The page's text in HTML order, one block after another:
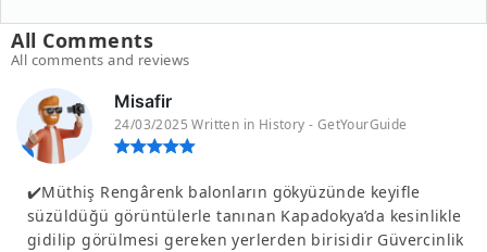
All Comments
All comments and reviews
Misafir
24/03/2025 Written in History - GetYourGuide
✔️Müthiş Rengârenk balonların gökyüzünde keyifle
süzüldüğü görüntülerle tanınan Kapadokya’da kesinlikle
gidilip görülmesi gereken yerlerden birisidir Güvercinlik